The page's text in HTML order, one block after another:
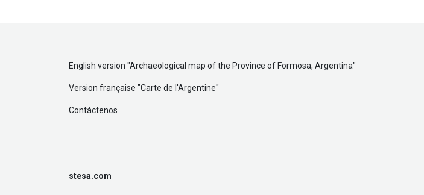
English version "Archaeological map of the Province of Formosa, Argentina"
Version française "Carte de l'Argentine"
Contáctenos
stesa.com